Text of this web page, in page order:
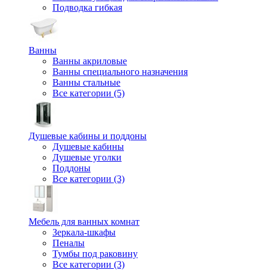
Подводка гибкая
Ванны
Ванны акриловые
Ванны специального назначения
Ванны стальные
Все категории (5)
Душевые кабины и поддоны
Душевые кабины
Душевые уголки
Поддоны
Все категории (3)
Мебель для ванных комнат
Зеркала-шкафы
Пеналы
Тумбы под раковину
Все категории (3)